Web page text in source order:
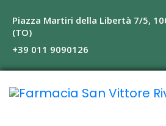
Piazza Martiri della Libertà 7/5,
(TO)
+39 011 9090126